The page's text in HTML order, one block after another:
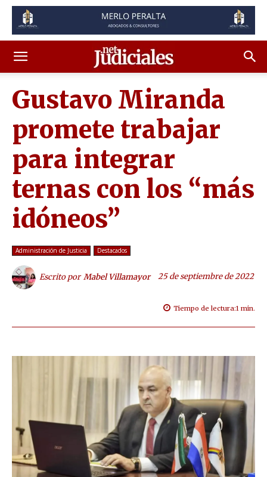
Gustavo Miranda
promete trabajar
para integrar
ternas con los “más
idóneos”
Administración de Justicia Destacados
Escrito por Mabel Villamayor 25 de septiembre de 2022
Tiempo de lectura:1 min.